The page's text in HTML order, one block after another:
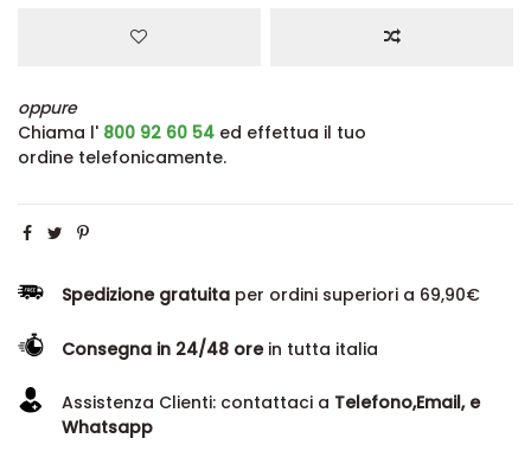
oppure
Chiama l' 800 92 60 54 ed effettua il tuo
ordine telefonicamente.
Spedizione gratuita per ordini superiori a 69,90€
Consegna in 24/48 orein tutta italia
Assistenza Clienti: contattaci a Telefono,Email, e
Whatsapp